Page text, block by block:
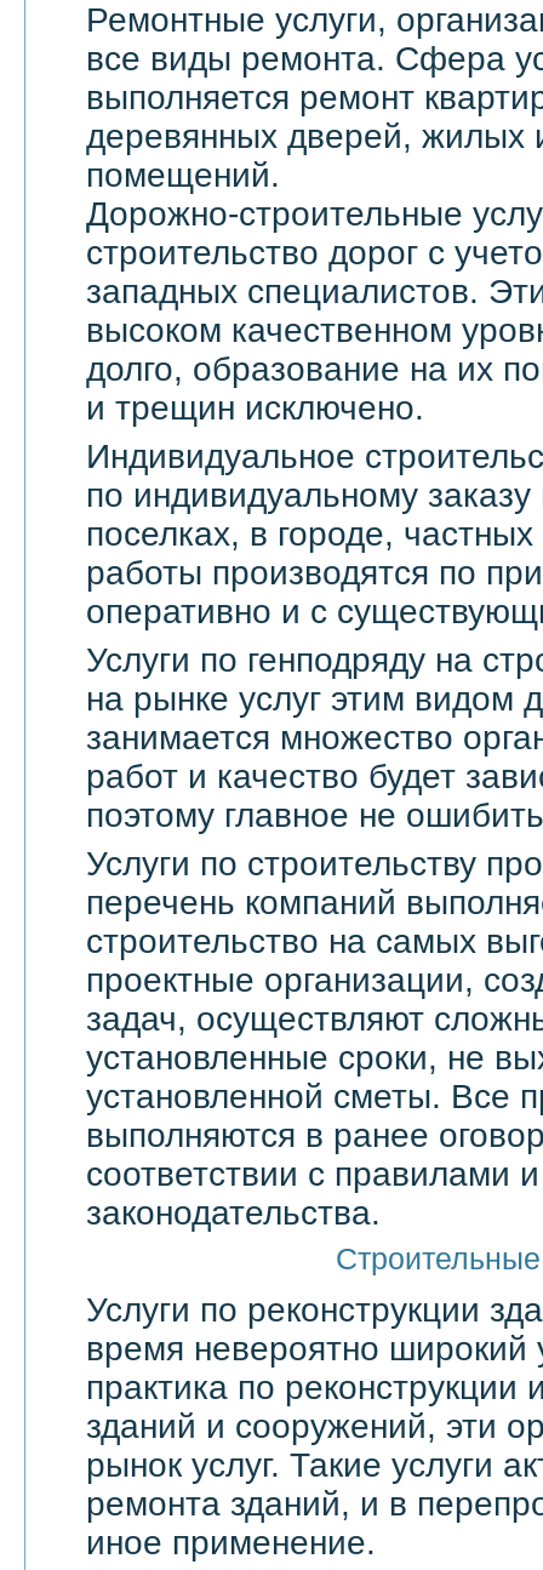
Ремонтные услуги,
все виды ремонта. Сфера
выполняется ремонт
деревянных дверей, жилых
помещений.
Дорожно-строительные
строительство дорог с
западных специалистов.
высоком качественном
долго, образование на их
и трещин исключено.
Индивидуальное
по индивидуальному
поселках, в городе,
работы производятся по
оперативно и с
Услуги по генподряду на
на рынке услуг этим видом
занимается множество
работ и качество будет
поэтому главное не
Услуги по строительству
перечень компаний
строительство на самых
проектные организации,
задач, осуществляют
установленные сроки, не
установленной сметы. Все
выполняются в ранее
соответствии с правилами
законодательства.
Строительные
Услуги по реконструкции
время невероятно широкий
практика по реконструкции
зданий и сооружений, эти
рынок услуг. Такие услуги
ремонта зданий, и в
иное применение.